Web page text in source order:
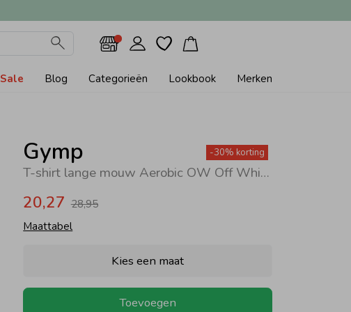
Sale Blog Categorieën Lookbook Merken
Gymp
T-shirt lange mouw Aerobic OW Off White
-30% korting
20,27 28,95
Maattabel
Kies een maat
Toevoegen